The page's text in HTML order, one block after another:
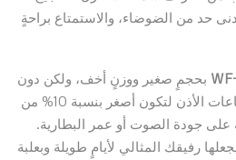
حد من الضوضاء، والاستمتاع براحةٍ
بحجمٍ صغير ووزنٍ أخف، ولكن دون
أي تنازلات. وأُعيد تصميم سماعات الأذن لتكون أصغر بنسبة 10% من
على جودة الصوت أو عمر البطارية.
رفيقك المثالي لأيامٍ طويلة وبعلبة